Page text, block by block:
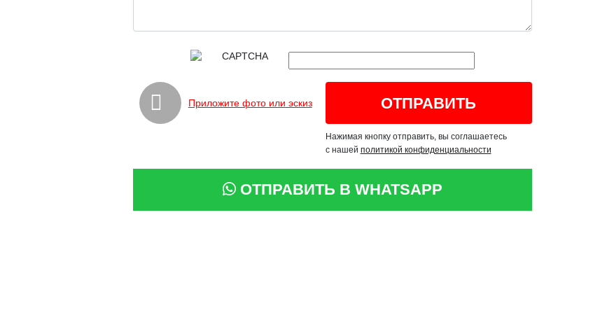
Приложите фото или эскиз
Нажимая кнопку отправить, вы соглашаетесь
с нашей политикой конфиденциальности
ОТПРАВИТЬ В WHATSAPP